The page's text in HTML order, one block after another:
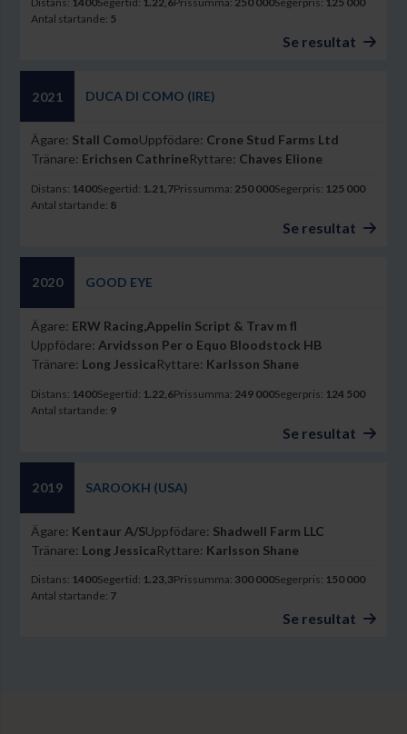
Antal startande: 5
Se resultat
2021 DUCA DI COMO (IRE)
Ägare: Stall ComoUppfödare: Crone Stud Farms Ltd
Tränare: Erichsen CathrineRyttare: Chaves Elione
Distans: 1400Segertid: 1.21,7Prissumma: 250 000Segerpris: 125 000
Antal startande: 8
Se resultat
2020 GOOD EYE
Ägare: ERW Racing,Appelin Script & Trav m fl
Uppfödare: Arvidsson Per o Equo Bloodstock HB
Tränare: Long JessicaRyttare: Karlsson Shane
Distans: 1400Segertid: 1.22,6Prissumma: 249 000Segerpris: 124 500
Antal startande: 9
Se resultat
2019 SAROOKH (USA)
Ägare: Kentaur A/SUppfödare: Shadwell Farm LLC
Tränare: Long JessicaRyttare: Karlsson Shane
Distans: 1400Segertid: 1.23,3Prissumma: 300 000Segerpris: 150 000
Antal startande: 7
Se resultat